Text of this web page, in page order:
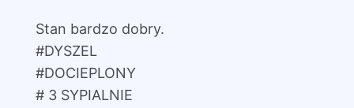
Stan bardzo dobry.
#DYSZEL
#DOCIEPLONY
# 3 SYPIALNIE